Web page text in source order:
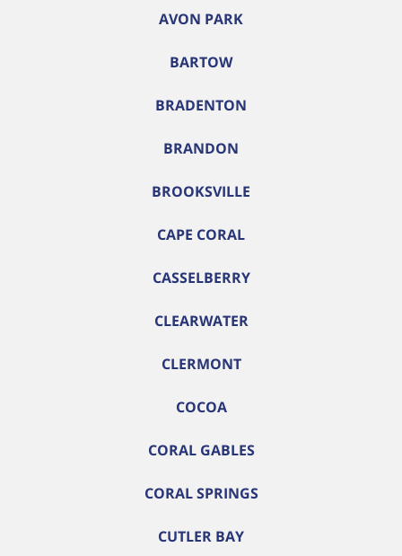
AVON PARK
BARTOW
BRADENTON
BRANDON
BROOKSVILLE
CAPE CORAL
CASSELBERRY
CLEARWATER
CLERMONT
COCOA
CORAL GABLES
CORAL SPRINGS
CUTLER BAY